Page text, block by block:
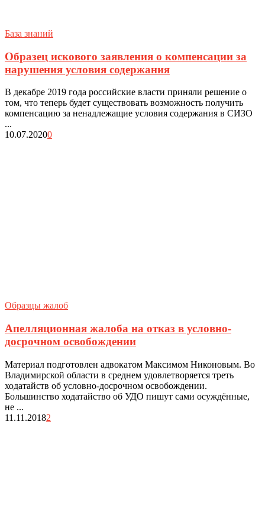
База знаний
Образец искового заявления о компенсации за
нарушения условия содержания
В декабре 2019 года российские власти приняли решение о
том, что теперь будет существовать возможность получить
компенсацию за ненадлежащие условия содержания в СИЗО
...
10.07.20200
Образцы жалоб
Апелляционная жалоба на отказ в условно-
досрочном освобождении
Материал подготовлен адвокатом Максимом Никоновым. Во
Владимирской области в среднем удовлетворяется треть
ходатайств об условно-досрочном освобождении.
Большинство ходатайство об УДО пишут сами осуждённые,
не ...
11.11.20182